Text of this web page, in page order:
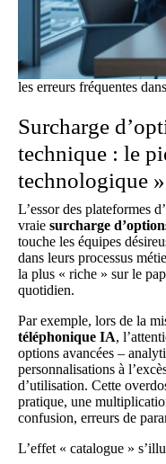
les erreurs fréquentes
Surcharge
technique : le
technologique »
L’essor des plateformes
vraie surcharge
touche les équipes
dans leurs processus
la plus « riche » sur le
quotidien.
Par exemple, lors de la
téléphonique IA,
options avancées –
personnalisations à
d’utilisation. Cette
pratique, une
confusion, erreurs de
L’effet « catalogue »